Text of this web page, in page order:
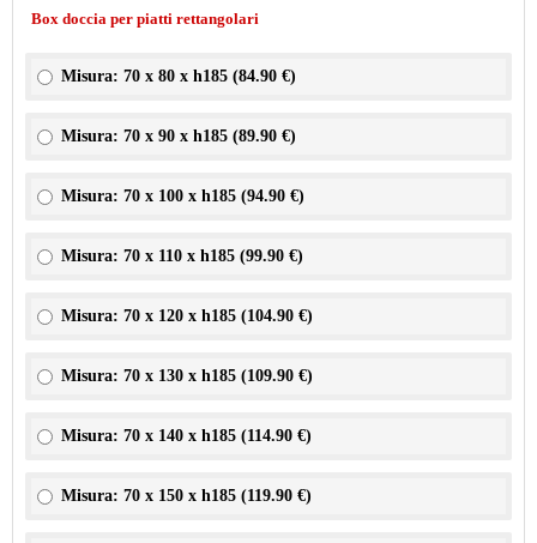
Box doccia per piatti rettangolari
Misura: 70 x 80 x h185 (84.90 €)
Misura: 70 x 90 x h185 (89.90 €)
Misura: 70 x 100 x h185 (94.90 €)
Misura: 70 x 110 x h185 (99.90 €)
Misura: 70 x 120 x h185 (104.90 €)
Misura: 70 x 130 x h185 (109.90 €)
Misura: 70 x 140 x h185 (114.90 €)
Misura: 70 x 150 x h185 (119.90 €)